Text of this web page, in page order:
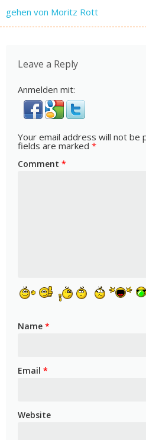
gehen von Moritz Rott
Leave a Reply
Anmelden mit:
Your email address will not be
fields are marked *
Comment *
Name *
Email *
Website